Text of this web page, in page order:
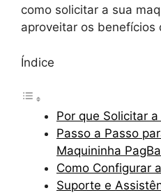
como solicitar a sua
aproveitar os benefícios
Índice
Por que Solicitar
Passo a Passo
Maquininha
Como Configurar
Suporte e